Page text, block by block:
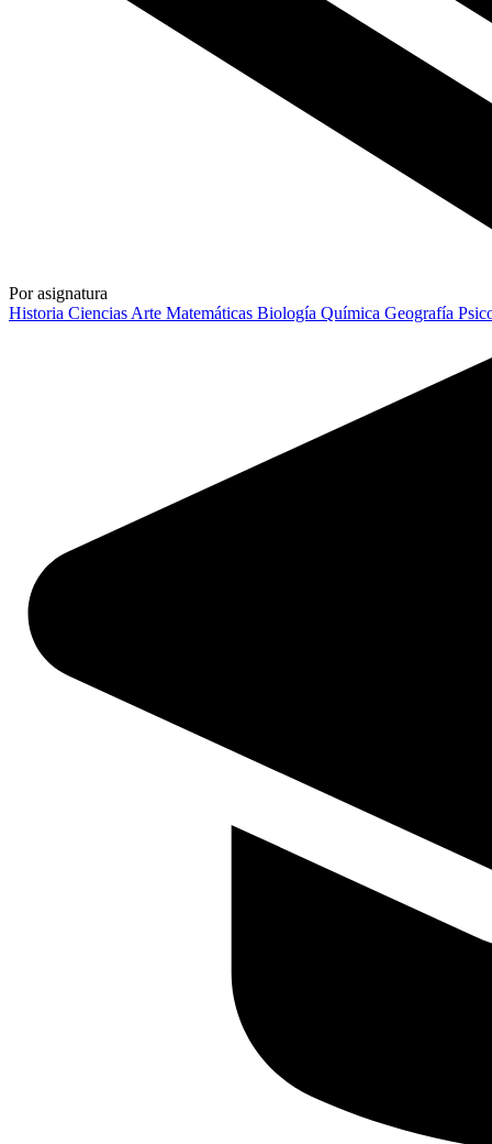
Por asignatura
Historia Ciencias Arte Matemáticas Biología Química Geografía